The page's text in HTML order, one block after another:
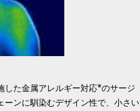
した金属アレルギー対応※のサージ
ーンに馴染むデザイン性で、小さい